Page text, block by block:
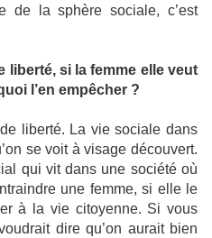
de la sphère sociale, c’est
liberté, si la femme elle veut
l’en empêcher ?
liberté. La vie sociale dans
se voit à visage découvert.
qui vit dans une société où
une femme, si elle le
à la vie citoyenne. Si vous
dire qu’on aurait bien